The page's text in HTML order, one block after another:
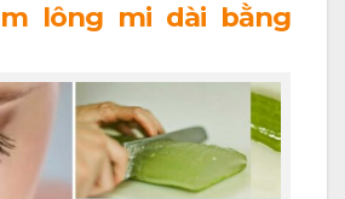
lông mi dài bằng